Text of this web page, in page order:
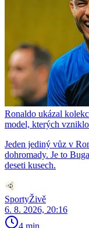
Ronaldo ukázal
model, kterých
Jeden jediný vůz v
dohromady. Je to
deseti kusech.
SportyŽivě
6. 8. 2026, 20:16
4 min